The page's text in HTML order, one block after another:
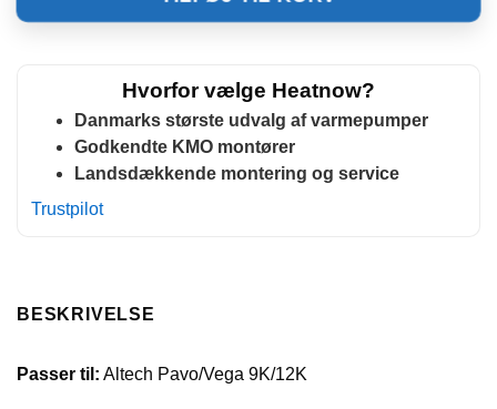
antal
Hvorfor vælge Heatnow?
Danmarks største udvalg af varmepumper
Godkendte KMO montører
Landsdækkende montering og service
Trustpilot
BESKRIVELSE
Passer til: Altech Pavo/Vega 9K/12K